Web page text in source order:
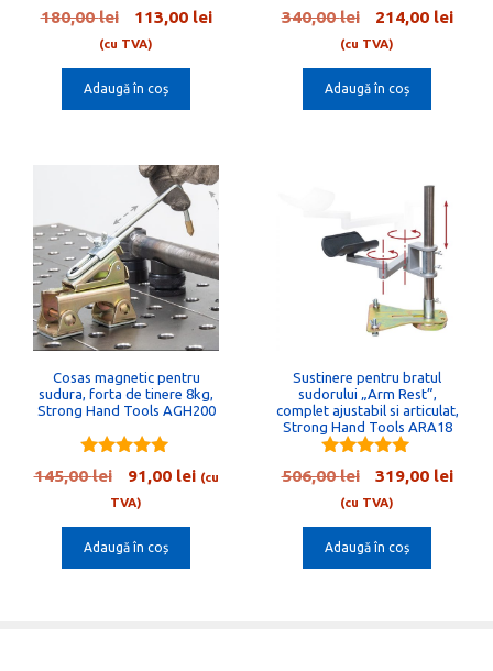
0
o
f
5
180,00lei
Prețul
inițial
a
fost:
113,00 leiPrețul
(cu TVA)
Adaugă în coș
5.00
out of 5
340,00lei
Prețul
inițial
a
fost:
214,00 lei
(cu TVA)
Adaugă în coș
Cosas magnetic pentru
sudura, forta de tinere 8kg,
Strong Hand Tools AGH200
5.00
out of 5
145,00lei
Prețul
inițial
a
fost:
91,00 leiPrețul
(cu
TVA)
Adaugă în coș
Sustinere pentru bratul
sudorului „Arm Rest”,
complet ajustabil si articulat,
Strong Hand Tools ARA18
5.00
out of 5
506,00lei
Prețul
inițial
a
fost:
319,00 lei
(cu TVA)
Adaugă în coș